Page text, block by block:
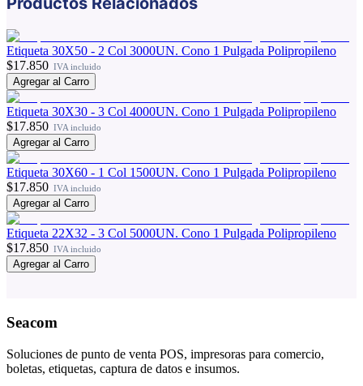
Etiqueta 30X50 - 2 Col 3000UN. Cono 1 Pulgada Polipropileno
$17.850 IVA incluido
Agregar al Carro
Etiqueta 30X30 - 3 Col 4000UN. Cono 1 Pulgada Polipropileno
$17.850 IVA incluido
Agregar al Carro
Etiqueta 30X60 - 1 Col 1500UN. Cono 1 Pulgada Polipropileno
$17.850 IVA incluido
Agregar al Carro
Etiqueta 22X32 - 3 Col 5000UN. Cono 1 Pulgada Polipropileno
$17.850 IVA incluido
Agregar al Carro
Seacom
Soluciones de punto de venta POS, impresoras para comercio,
boletas, etiquetas, captura de datos e insumos.